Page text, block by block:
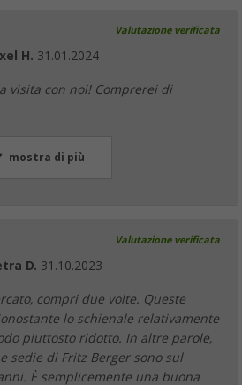
Valutazione verificata
H. 31.01.2024
visita con noi! Comprerei di
mostra di più
Valutazione verificata
D. 31.10.2023
compri due volte. Queste
lo schienale relativamente
piuttosto ridotto. In altre parole,
sedie di Fritz Berger sono sul
È semplicemente una buona